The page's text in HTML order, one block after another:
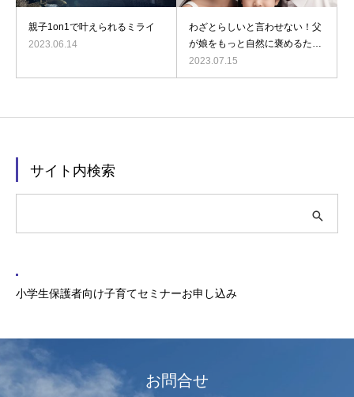
親子1on1で叶えられるミライ
2023.06.14
わざとらしいと言わせない！父
が娘をもっと自然に褒めるため
の必須スキル３選
2023.07.15
サイト内検索
小学生保護者向け子育てセミナーお申し込み
お問合せ